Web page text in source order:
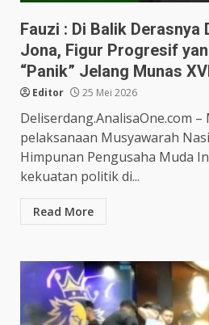
Fauzi : Di Balik Derasnya
Jona, Figur Progresif
“Panik” Jelang Munas
Editor 25 Mei 2026
Deliserdang.AnalisaOne.com
pelaksanaan Musyawarah
Himpunan Pengusaha Muda
kekuatan politik di...
Read More